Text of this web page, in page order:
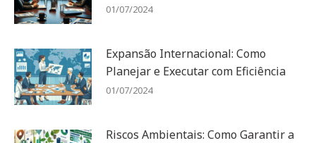
01/07/2024
Expansão Internacional: Como
Planejar e Executar com Eficiência
01/07/2024
Riscos Ambientais: Como Garantir a